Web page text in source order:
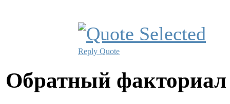
Reply Quote
Обратный